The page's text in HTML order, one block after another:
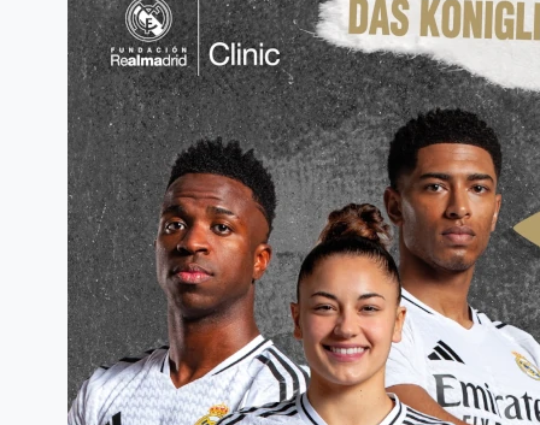
mit dem Bezirkspokalspiel am
10.09.2025 um 19:30 Uhr. Wir sind…